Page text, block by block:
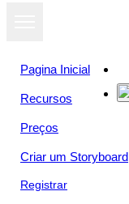
Pagina Inicial
Recursos
Preços
Criar um Storyboard
Registrar